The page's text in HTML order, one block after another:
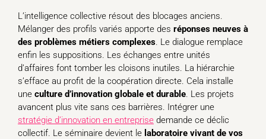
L’intelligence collective résout des blocages anciens.
Mélanger des profils variés apporte des réponses neuves à
des problèmes métiers complexes. Le dialogue remplace
enfin les suppositions. Les échanges entre unités
d’affaires font tomber les cloisons inutiles. La hiérarchie
s’efface au profit de la coopération directe. Cela installe
une culture d’innovation globale et durable. Les projets
avancent plus vite sans ces barrières. Intégrer une
stratégie d’innovation en entreprise demande ce déclic
collectif. Le séminaire devient le laboratoire vivant de vos